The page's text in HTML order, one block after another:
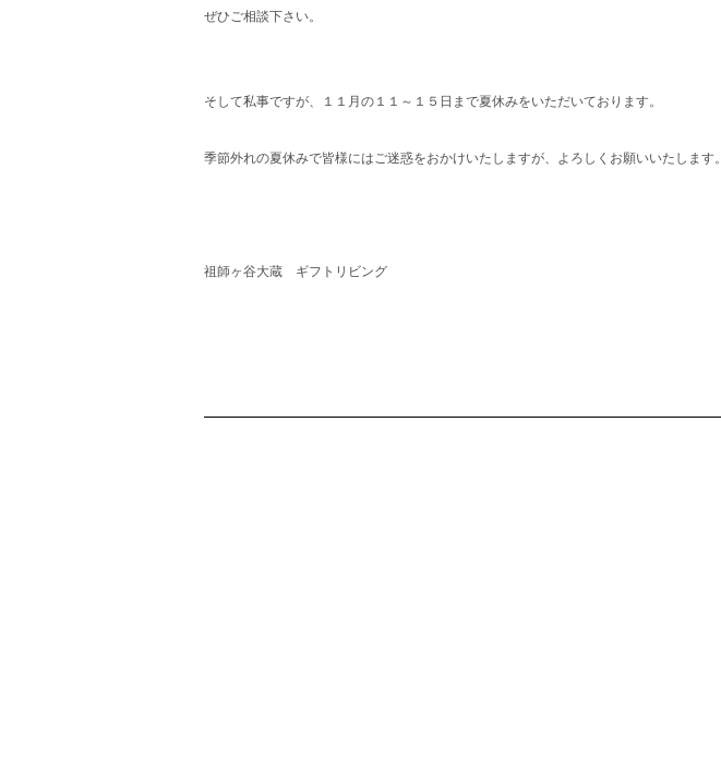
ぜひご相談下さい。
そして私事ですが、１１月の１１～１５日まで夏休みをいただいております。
季節外れの夏休みで皆様にはご迷惑をおかけいたしますが、よろしくお願いいたします。
祖師ヶ谷大蔵 ギフトリビング